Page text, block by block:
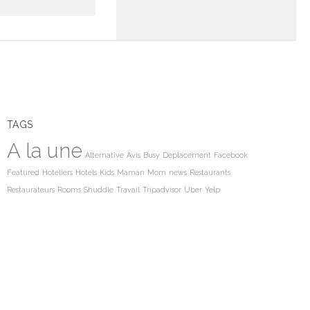
TAGS
A la une Alternative Avis Busy Deplacement Facebook
Featured Hoteliers Hotels Kids Maman Mom news Restaurants
Restaurateurs Rooms Shuddle Travail Tripadvisor Uber Yelp